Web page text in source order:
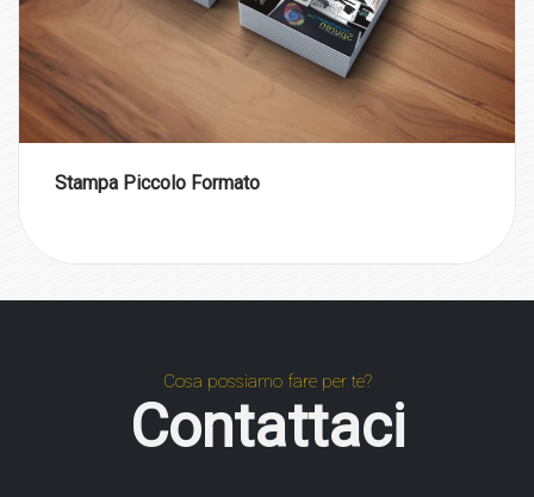
Stampa Piccolo Formato
Cosa possiamo fare per te?
Contattaci